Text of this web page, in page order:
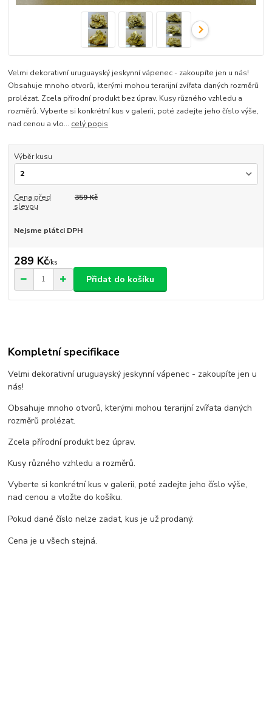
Velmi dekorativní uruguayský jeskynní vápenec - zakoupíte jen u nás!
Obsahuje mnoho otvorů, kterými mohou terarijní zvířata daných rozměrů
prolézat. Zcela přírodní produkt bez úprav. Kusy různého vzhledu a
rozměrů. Vyberte si konkrétní kus v galerii, poté zadejte jeho číslo výše,
nad cenou a vlo... celý popis
Výběr kusu
Cena před
slevou
359 Kč
Nejsme plátci DPH
289 Kč/ks
Přidat do košíku
Kompletní specifikace
Velmi dekorativní uruguayský jeskynní vápenec - zakoupíte jen u
nás!
Obsahuje mnoho otvorů, kterými mohou terarijní zvířata daných
rozměrů prolézat.
Zcela přírodní produkt bez úprav.
Kusy různého vzhledu a rozměrů.
Vyberte si konkrétní kus v galerii, poté zadejte jeho číslo výše,
nad cenou a vložte do košíku.
Pokud dané číslo nelze zadat, kus je už prodaný.
Cena je u všech stejná.